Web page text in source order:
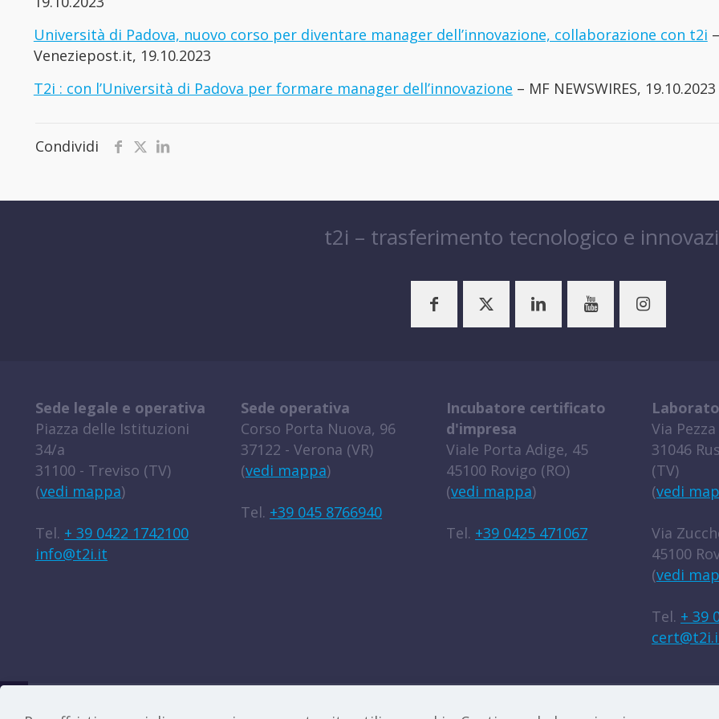
Università di Padova, nuovo corso per diventare manager dell’innovazione, collaborazione con t2i –
Veneziepost.it, 19.10.2023
T2i : con l’Università di Padova per formare manager dell’innovazione – MF NEWSWIRES, 19.10.2023
Condividi
t2i – trasferimento tecnologico e
Sede legale e operativa
Piazza delle Istituzioni
34/a
31100 - Treviso (TV)
(vedi mappa)
Tel. + 39 0422 1742100
info@t2i.it
Sede operativa
Corso Porta Nuova, 96
37122 - Verona (VR)
(vedi mappa)
Tel. +39 045 8766940
Incubatore certificato
d'impresa
Viale Porta Adige, 45
45100 Rovigo (RO)
(vedi mappa)
Tel. +39 0425 471067
Via
31046
(TV)
(vedi
Via
45100
(vedi
Tel. + 39